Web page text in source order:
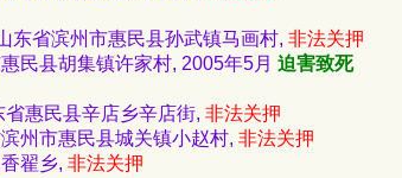
东省滨州市惠民县孙武镇马画村, 非法关押
民县胡集镇许家村, 2005年5月 迫害致死
惠民县辛店乡辛店街, 非法关押
州市惠民县城关镇小赵村, 非法关押
翟乡, 非法关押